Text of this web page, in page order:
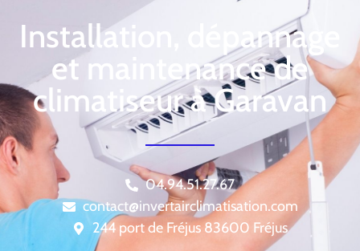
Installation, dépannage
et maintenance de
climatiseur à Garavan
04.94.51.27.67
contact@invertairclimatisation.com
244 port de Fréjus 83600 Fréjus